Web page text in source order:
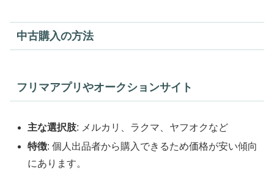
中古購入の方法
フリマアプリやオークションサイト
主な選択肢: メルカリ、ラクマ、ヤフオクなど
特徴: 個人出品者から購入できるため価格が安い傾向
にあります。